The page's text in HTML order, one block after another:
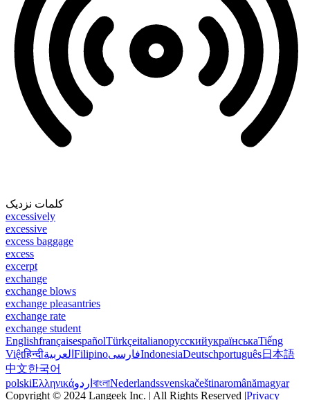
کلمات نزدیک
excessively
excessive
excess baggage
excess
excerpt
exchange
exchange blows
exchange pleasantries
exchange rate
exchange student
EnglishfrançaisespañolTürkçeitalianoрусскийукраїнськаTiếng
Việtहिन्दीالعربية FilipinoفارسیIndonesiaDeutschportuguês日本語
中文한국어
polskiΕλληνικάاردو বাংলাNederlandssvenskačeštinaromânămagyar
Copyright © 2024 Langeek Inc. | All Rights Reserved |Privacy